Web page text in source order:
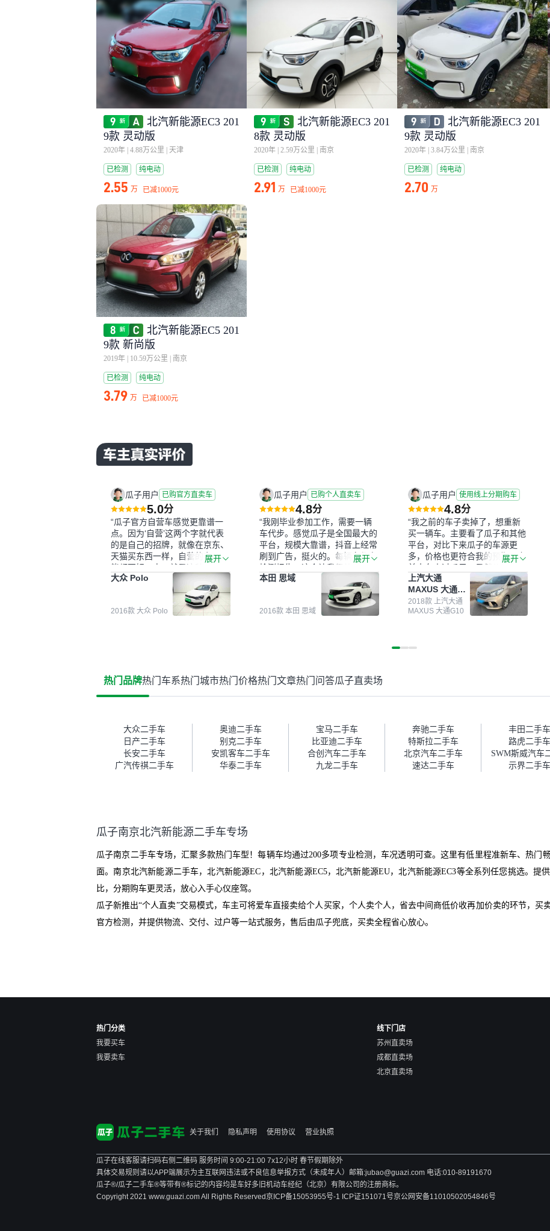
北汽新能源EC3 201
9款 灵动版
2020年 4.88万公里 天津
已检测 纯电动
2.55 万 已减1000元
北汽新能源EC3 201
8款 灵动版
2020年 2.59万公里 南京
已检测 纯电动
2.91 万 已减1000元
北汽新能源EC3 201
9款 灵动版
2020年 3.84万公里 南京
已检测 纯电动
2.70 万
北汽新能源EC5 201
9款 新尚版
2019年 10.59万公里 南京
已检测 纯电动
3.79 万 已减1000元
瓜子用户 已购官方直卖车
5.0分
“瓜子官方自营车感觉更靠谱一
点。因为‘自营’这两个字就代表
的是自己的招牌，就像在京东、
天猫买东西一样，自营的东西可
能都要好一点。就是这种刻板印
象吧。一开始买二手车的时候，
我确实有担心过事故车、泡水车
这些问题。瓜子的检测报告其实
并不能完全打消顾虑，因为我也
果跟你们的报告是符合的，所以
这次车况没问题。购车流程挺快
车。去之前我提前跟交接人员说
好，到了之后要当着我的面再做
一次复检，你们也安排了师傅，
服务可以，速度很快。体验下来
自营车的感觉是要比个人车好一
我协商，主动权在平台手里。”
展开
大众 Polo
2016款 大众 Polo
瓜子用户 已购个人直卖车
4.8分
“我刚毕业参加工作，需要一辆
车代步。感觉瓜子是全国最大的
平台，规模大靠谱，抖音上经常
刷到广告，挺火的。每辆车都有
检测报告，这个让我很放心。去
外面买车全凭卖家一张嘴，不敢
买。我买了本田思域，白色，过
户次数少，公里数符合，虽然价
格比我心理预期略高一点，但瓜
价格比车商那便宜，车况也有检
展开
本田 思域
2016款 本田 思域
瓜子用户 使用线上分期购车
4.8分
“我之前的车子卖掉了，想重新
买一辆车。主要看了瓜子和其他
平台，对比下来瓜子的车源更
多，价格也更符合我的预期。之
前卖车来过瓜子，虽然价格没谈
成，但APP一直留着。瓜子毕竟
是大平台，整体印象还好。我最
终买了一台上汽大通，18年的
车，公里数9万多，符合我的要
捷，其他平台的分期需要到当地
障。”
展开
上汽大通
MAXUS 大通
G10
2018款 上汽大通
MAXUS 大通G10
热门品牌热门车系热门城市热门价格热门文章热门问答瓜子直卖场
大众二手车 奥迪二手车 宝马二手车 奔驰二手车 丰田二手车
日产二手车
别克二手车 比亚迪二手车 特斯拉二手车 路虎二手车
长安二手车
安凯客车二手车 合创汽车二手车 北京汽车二手车
广汽传祺二手车
华泰二手车 九龙二手车 速达二手车 示界二手车
瓜子南京北汽新能源二手车专场
瓜子南京二手车专场，汇聚多款热门车型！每辆车均通过200多项专业检测，车况透明可查。这里有低里程准新车、热门
面。南京北汽新能源二手车，北汽新能源EC，北汽新能源EC5，北汽新能源EU，北汽新能源EC3等全系列任您挑选。提
比，分期购车更灵活，放心入手心仪座驾。
瓜子新推出“个人直卖”交易模式，车主可将爱车直接卖给个人买家，个人卖个人，省去中间商低价收再加价卖的环节，买
官方检测，并提供物流、交付、过户等一站式服务，售后由瓜子兜底，买卖全程省心放心。
热门分类
我要买车
我要卖车
线下门店
苏州直卖场
成都直卖场
北京直卖场
关于我们
隐私声明 使用协议 营业执照
瓜子在线客服请扫码右侧二维码 服务时间 9:00-21:00 7x12小时 春节假期除外
具体交易规则请以APP端展示为主 互联网违法或不良信息举报方式（未成年人）邮箱:jubao@guazi.com 电话:010-89191670
瓜子®/瓜子二手车®等带有®标记的内容均是车好多旧机动车经纪（北京）有限公司的注册商标。
Copyright 2021 www.guazi.com All Rights Reserved京ICP备15053955号-1 ICP证151071号京公网安备11010502054846号